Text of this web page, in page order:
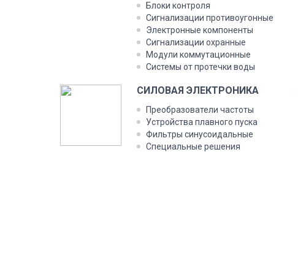
Блоки контроля
Сигнализации противоугонные
Электронные компоненты
Сигнализации охранные
Модули коммутационные
Системы от протечки воды
СИЛОВАЯ ЭЛЕКТРОНИКА
Преобразователи частоты
Устройства плавного пуска
Фильтры синусоидальные
Специальные решения